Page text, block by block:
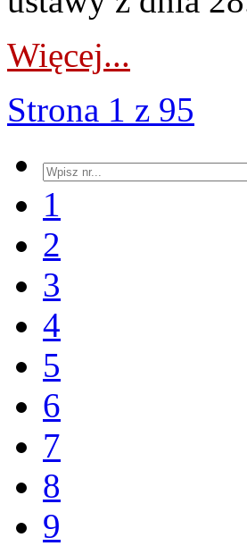
Więcej...
Strona 1 z 95
1
2
3
4
5
6
7
8
9